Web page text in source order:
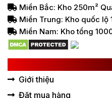
Miền Bắc: Kho 250m²
Miền Trung: Kho quốc lộ
Miền Nam: Kho tổng
Giới thiệu
Đặt mua hàng